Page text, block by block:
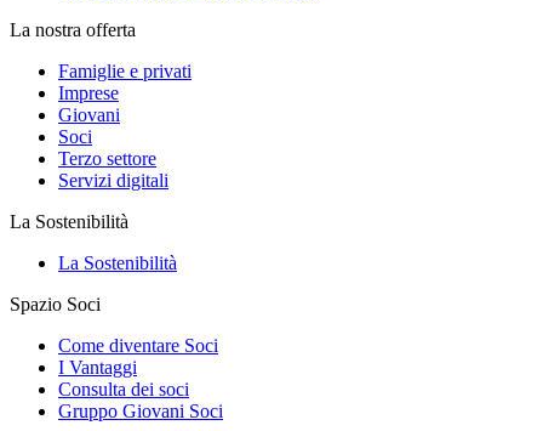
La nostra offerta
Famiglie e privati
Imprese
Giovani
Soci
Terzo settore
Servizi digitali
La Sostenibilità
La Sostenibilità
Spazio Soci
Come diventare Soci
I Vantaggi
Consulta dei soci
Gruppo Giovani Soci